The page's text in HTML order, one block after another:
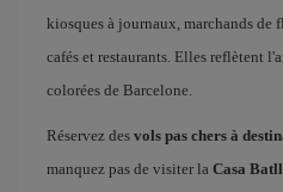
kiosques à journaux, marchands de
cafés et restaurants. Elles reflètent
colorées de Barcelone.
Réservez des vols pas chers à
manquez pas de visiter la Casa